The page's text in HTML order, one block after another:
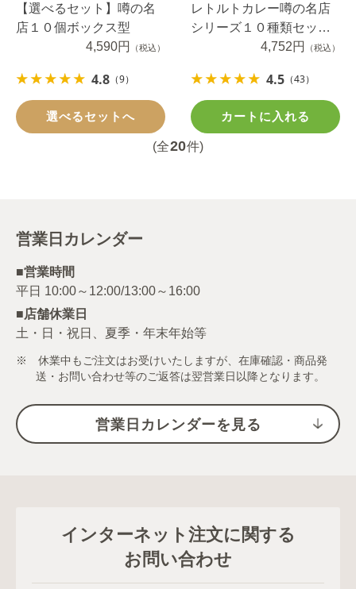
【選べるセット】噂の名
店１０個ボックス型
4,590円
（税込）
4.8 （9）
選べるセットへ
レトルトカレー噂の名店
シリーズ１０種類セッ
ト 送料無料（当社負
4,752円 （税込）
4.5 （43）
カートに入れる
(全20件)
営業日カレンダー
■営業時間
■店舗休業日
土・日・祝日、夏季・年末年始等
※ 休業中もご注文はお受けいたしますが、在庫確認・商品発
送・お問い合わせ等のご返答は翌営業日以降となります。
営業日カレンダーを見る
インターネット注文に関する
お問い合わせ